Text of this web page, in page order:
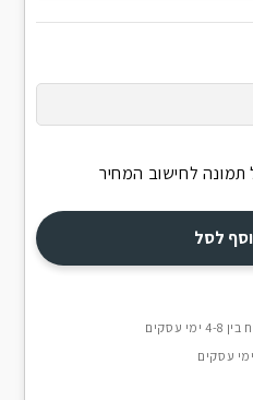
תמונה לחישוב המחיר
לסל